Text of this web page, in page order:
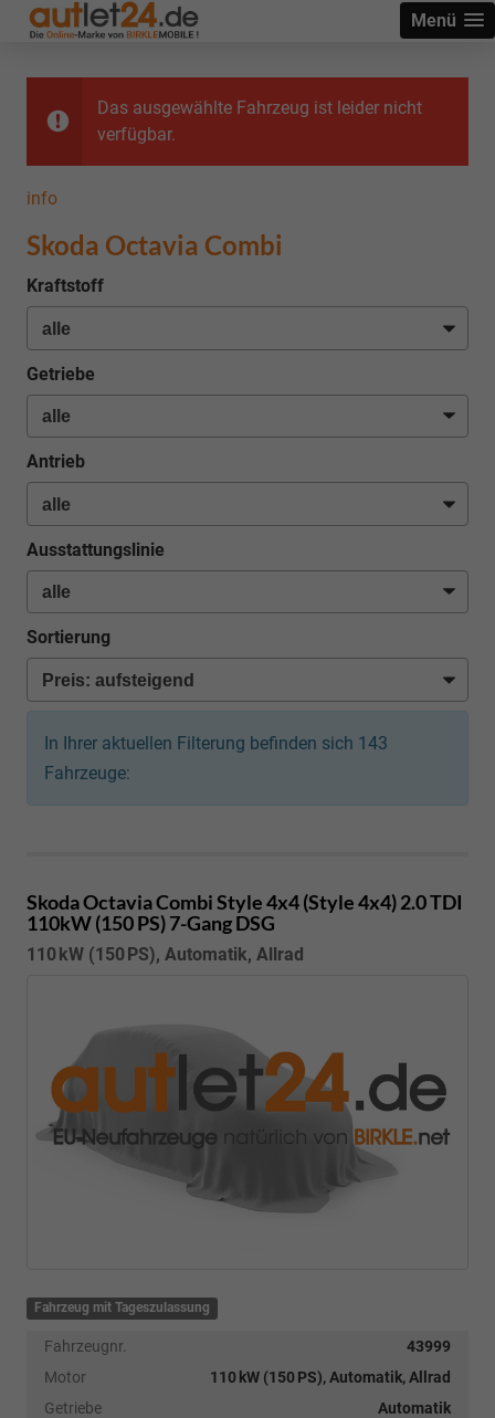
Menü
Das ausgewählte Fahrzeug ist leider nicht
verfügbar.
info
Skoda Octavia Combi
Kraftstoff
Getriebe
Antrieb
Ausstattungslinie
Sortierung
In Ihrer aktuellen Filterung befinden sich 143
Fahrzeuge:
Skoda Octavia CombiStyle 4x4 (Style 4x4) 2.0 TDI
110kW (150 PS) 7-Gang DSG
110 kW (150 PS), Automatik, Allrad
Fahrzeug mit Tageszulassung
Fahrzeugnr.
43999
Motor
110 kW (150 PS), Automatik, Allrad
Getriebe
Automatik